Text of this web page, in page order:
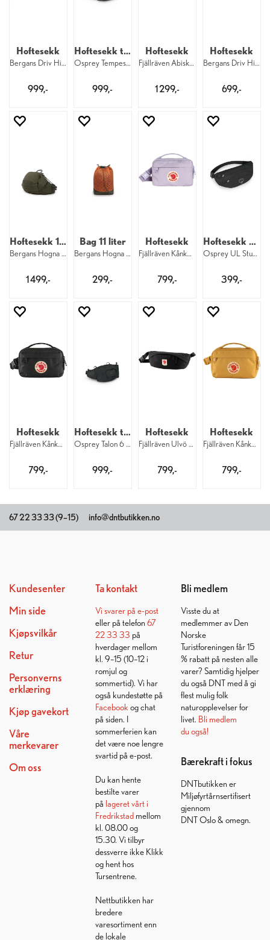
Hoftesekk
Bergans Driv HipPack 6 liter 25334
999,-
Hoftesekk til dame
Osprey Tempest 6 W 1083
999,-
Hoftesekk
Fjällräven Abisko Hip Pack 6 550
1 299,-
Hoftesekk
Bergans Driv HipPack 3 25334
699,-
Hoftesekk 11 liter
Bergans Hogna Hip Pack 11 13655
1 499,-
Bag 11 liter
Bergans Hogna Bird Bag 11 13655
299,-
Hoftesekk
Fjällräven Kånken Hip Pack 457
799,-
Hoftesekk 2 liter
Osprey UL Stuff Waist Pack 001
399,-
Hoftesekk
Fjällräven Kånken Hip Pack 550
799,-
Hoftesekk til herre
Osprey Talon 6 M 1083
999,-
Hoftesekk
Fjällräven Ulvö Hip Pack Medium 550
799,-
Hoftesekk
Fjällräven Kånken Hip Pack 160
799,-
67 22 33 33 (9–15) info@dntbutikken.no
Kundesenter
Min side
Kjøpsvilkår
Retur
Personverns
erklæring
Kjøp gavekort
Våre
merkevarer
Om oss
Ta kontakt
Vi svarer på e-post
eller på telefon 67
22 33 33 på
hverdager mellom
kl. 9–15 (10–12 i
romjul og
sommertid). Vi har
også kundestøtte på
Facebook og chat
på siden. I
sommerferien kan
det være noe lengre
svartid på e-post.
Du kan hente
bestilte varer
på lageret vårt i
Fredrikstadmellom
kl. 08.00 og
15.30. Vi tilbyr
dessverre ikke Klikk
og hent hos
Tursentrene.
Nettbutikken har
bredere
varesortiment enn
de lokale
Bli medlem
Visste du at
medlemmer av Den
Norske
Turistforeningen får 15
% rabatt på nesten alle
varer? Samtidig hjelper
du også DNT med å gi
flest mulig folk
naturopplevelser for
livet. Bli medlem
du også!
Bærekraft i fokus
DNTbutikken er
Miljøfyrtårnsertifisert
gjennom
DNT Oslo & omegn.